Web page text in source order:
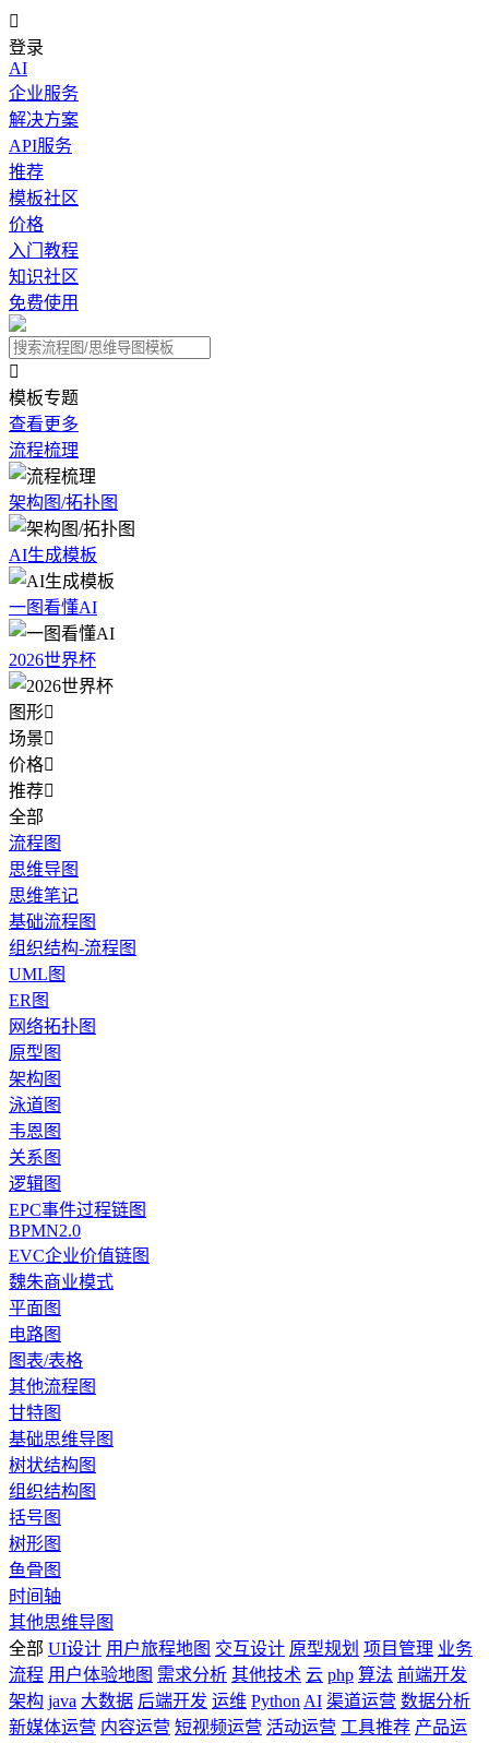

登录
AI
企业服务
解决方案
API服务
推荐
模板社区
价格
入门教程
知识社区
免费使用

模板专题
查看更多
流程梳理
架构图/拓扑图
AI生成模板
一图看懂AI
2026世界杯
图形
场景
价格
推荐
全部
流程图
思维导图
思维笔记
基础流程图
组织结构-流程图
UML图
ER图
网络拓扑图
原型图
架构图
泳道图
韦恩图
关系图
逻辑图
EPC事件过程链图
BPMN2.0
EVC企业价值链图
魏朱商业模式
平面图
电路图
图表/表格
其他流程图
甘特图
基础思维导图
树状结构图
组织结构图
括号图
树形图
鱼骨图
时间轴
其他思维导图
全部 UI设计 用户旅程地图 交互设计 原型规划 项目管理 业务
流程 用户体验地图 需求分析 其他技术 云 php 算法 前端开发
架构 java 大数据 后端开发 运维 Python AI 渠道运营 数据分析
新媒体运营 内容运营 短视频运营 活动运营 工具推荐 产品运